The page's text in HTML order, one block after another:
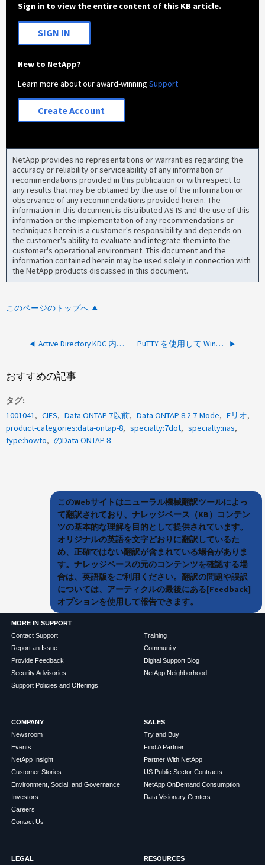
Sign in to view the entire content of this KB article.
SIGN IN
New to NetApp?
Learn more about our award-winningSupport
Create Account
NetApp provides no representations or warranties regarding the
accuracy or reliability or serviceability of any information or
recommendations provided in this publication or with respect to
any results that may be obtained by the use of the information or
observance of any recommendations provided herein. The
information in this document is distributed AS IS and the use of this
information or the implementation of any recommendations or
techniques herein is a customer's responsibility and depends on
the customer's ability to evaluate and integrate them into the
customer's operational environment. This document and the
information contained herein may be used solely in connection with
the NetApp products discussed in this document.
このページのトップへ
Active Directory KDC 内の UNIX クライアントに Kerberos NFS アクセスを設定する方法 PuTTY を使用して Windows で SSH 公開キー認証を設定する方法
おすすめの記事
タグ
1001041
CIFS Data ONTAP 7以前 Data ONTAP 8.2 7-Mode
Eリオ
product-categories:data-ontap-8
specialty:7dot
specialty:nas
type:howto
のData ONTAP 8
このWebサイトはニューラル機械翻訳ツールによっ
て翻訳されており、ナレッジベース（KB）コンテン
ツの基本的な理解を目的として提供されています。
オリジナルの英語を文字どおりに翻訳しているた
め、正確ではない翻訳が含まれている場合がありま
す。ナレッジベースの元のコンテンツを確認する場
合は、英語版をご利用ください。翻訳の問題や誤訳
については、アーティクルの最後にある[Feedback]
オプションを使用して報告できます。
MORE IN SUPPORT
Contact Support
Report an Issue
Provide Feedback
Security Advisories
Support Policies and Offerings
Training
Community
Digital Support Blog
NetApp Neighborhood
COMPANY
Newsroom
Events
NetApp Insight
Customer Stories
Environment, Social, and Governance
Investors
Careers
Contact Us
SALES
Try and Buy
Find A Partner
Partner With NetApp
US Public Sector Contracts
NetApp OnDemand Consumption
Data Visionary Centers
LEGAL RESOURCES